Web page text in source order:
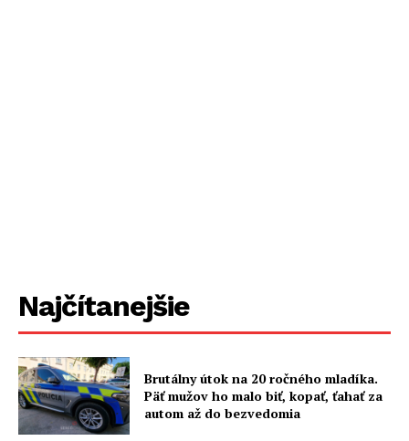
Najčítanejšie
Brutálny útok na 20 ročného mladíka.
Päť mužov ho malo biť, kopať, ťahať za
autom až do bezvedomia